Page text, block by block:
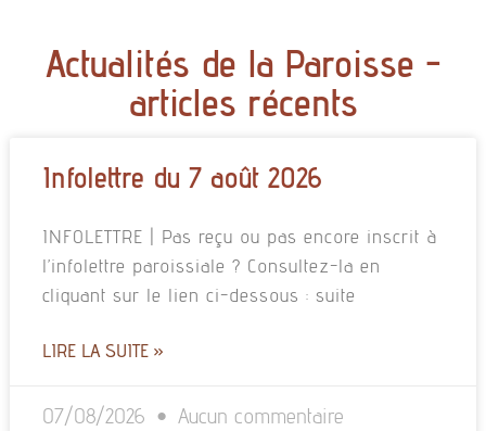
Actualités de la Paroisse -
articles récents
Infolettre du 7 août 2026
INFOLETTRE | Pas reçu ou pas encore inscrit à
l’infolettre paroissiale ? Consultez-la en
cliquant sur le lien ci-dessous : suite
LIRE LA SUITE »
07/08/2026 Aucun commentaire